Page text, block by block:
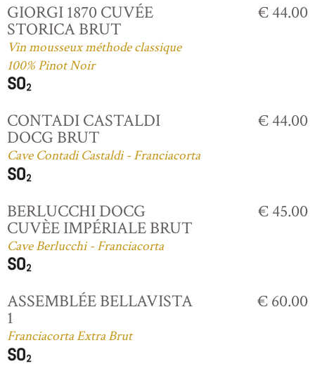
GIORGI 1870 CUVÉE
STORICA BRUT
Vin mousseux méthode classique
100% Pinot Noir
€ 44.00
CONTADI CASTALDI
DOCG BRUT
Cave Contadi Castaldi - Franciacorta
€ 44.00
BERLUCCHI DOCG
CUVÈE IMPÉRIALE BRUT
Cave Berlucchi - Franciacorta
€ 45.00
ASSEMBLÉE BELLAVISTA
1
Franciacorta Extra Brut
€ 60.00